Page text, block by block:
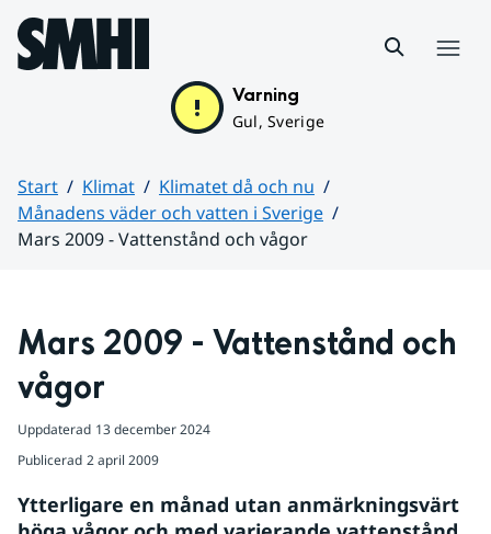
Hoppa till sidans innehåll
Varning
Gul, Sverige
Start Klimat
Klimatet då och nu
Månadens väder och vatten i Sverige
Mars 2009 - Vattenstånd och vågor
Mars 2009 - Vattenstånd och
vågor
Uppdaterad 13 december 2024
Publicerad 2 april 2009
Ytterligare en månad utan anmärkningsvärt